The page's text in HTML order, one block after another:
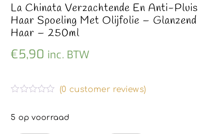
La Chinata Verzachtende En Anti-Pluis
Haar Spoeling Met Olijfolie – Glanzend
Haar – 250ml
€5,90 inc. BTW
w
(0 customer reviews)
5 op voorraad